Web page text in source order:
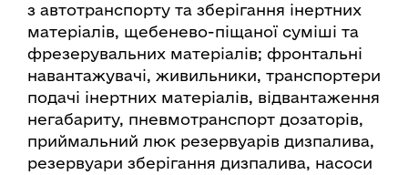
з автотранспорту та зберігання інертних
матеріалів, щебенево-піщаної суміші та
фрезерувальних матеріалів; фронтальні
навантажувачі, живильники, транспортери
подачі інертних матеріалів, відвантаження
негабариту, пневмотранспорт дозаторів,
приймальний люк резервуарів дизпалива,
резервуари зберігання дизпалива, насоси